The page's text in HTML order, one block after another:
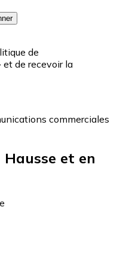
de
de recevoir la
commerciales
et en